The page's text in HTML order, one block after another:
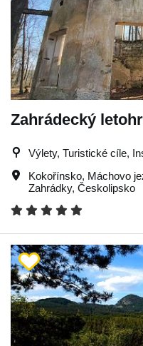
Zahrádecký
Výlety, Turistické cíle,
Kokořínsko, Máchovo
Zahrádky, Českolipsko